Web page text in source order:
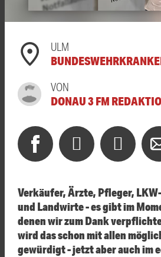
ULM
VON
DONAU 3 FM
Verkäufer, Ärzte, Pfleger,
und Landwirte - es gibt im
denen wir zum Dank
wird das schon mit allen
gewürdigt - jetzt aber auch im